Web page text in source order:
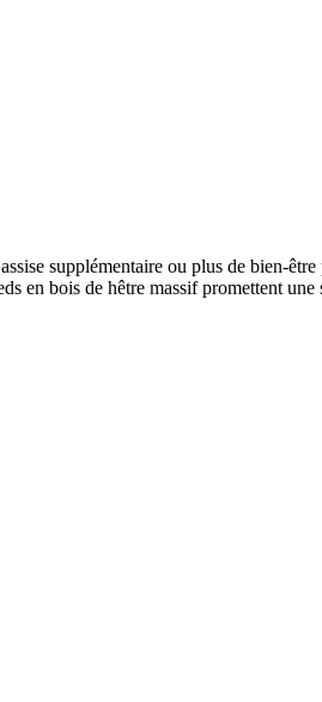
supplémentaire ou plus de bien-
en bois de hêtre massif promettent